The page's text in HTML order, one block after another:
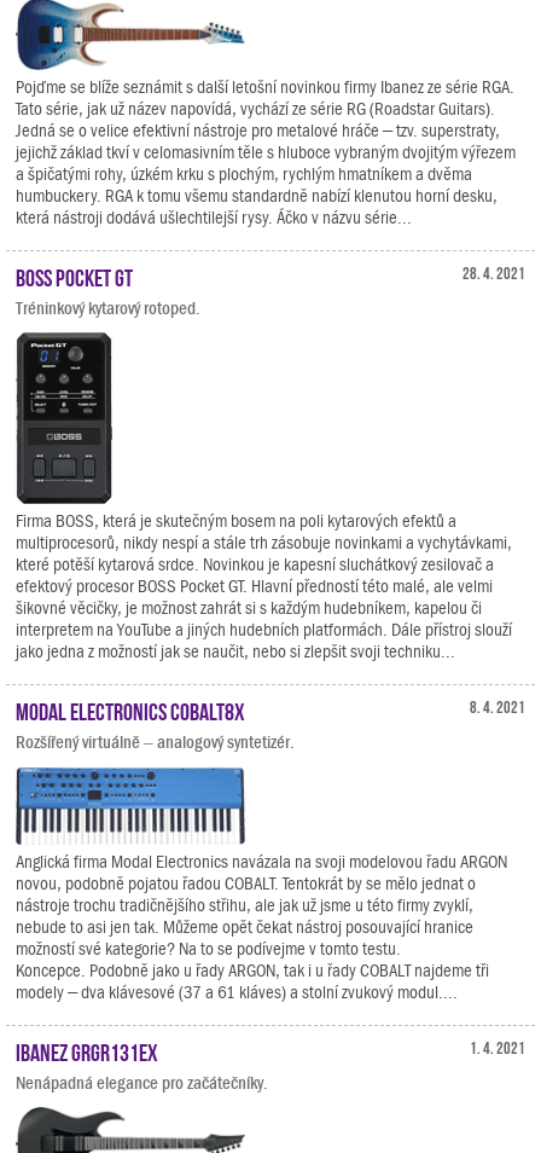
Pojďme se blíže seznámit s další letošní novinkou firmy Ibanez ze série RGA.
Tato série, jak už název napovídá, vychází ze série RG (Roadstar Guitars).
Jedná se o velice efektivní nástroje pro metalové hráče – tzv. superstraty,
jejichž základ tkví v celomasivním těle s hluboce vybraným dvojitým výřezem
a špičatými rohy, úzkém krku s plochým, rychlým hmatníkem a dvěma
humbuckery. RGA k tomu všemu standardně nabízí klenutou horní desku,
která nástroji dodává ušlechtilejší rysy. Áčko v názvu série...
28. 4. 2021
BOSS Pocket GT
Tréninkový kytarový rotoped.
Firma BOSS, která je skutečným bosem na poli kytarových efektů a
multiprocesorů, nikdy nespí a stále trh zásobuje novinkami a vychytávkami,
které potěší kytarová srdce. Novinkou je kapesní sluchátkový zesilovač a
efektový procesor BOSS Pocket GT. Hlavní předností této malé, ale velmi
šikovné věcičky, je možnost zahrát si s každým hudebníkem, kapelou či
interpretem na YouTube a jiných hudebních platformách. Dále přístroj slouží
jako jedna z možností jak se naučit, nebo si zlepšit svoji techniku...
8. 4. 2021
Modal Electronics COBALT8X
Rozšířený virtuálně – analogový syntetizér.
Anglická firma Modal Electronics navázala na svoji modelovou řadu ARGON
novou, podobně pojatou řadou COBALT. Tentokrát by se mělo jednat o
nástroje trochu tradičnějšího střihu, ale jak už jsme u této firmy zvyklí,
nebude to asi jen tak. Můžeme opět čekat nástroj posouvající hranice
možností své kategorie? Na to se podívejme v tomto testu.
Koncepce. Podobně jako u řady ARGON, tak i u řady COBALT najdeme tři
modely – dva klávesové (37 a 61 kláves) a stolní zvukový modul....
1. 4. 2021
Ibanez GRGR131EX
Nenápadná elegance pro začátečníky.